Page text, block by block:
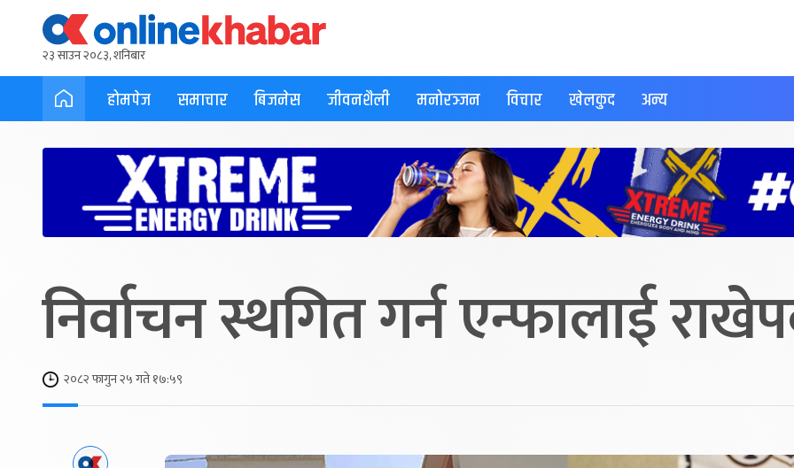
२३ साउन २०८३, शनिबार
होमपेज समाचार बिजनेस जीवनशैली मनोरञ्जन विचार खेलकुद अन्य
निर्वाचन स्थगित गर्न एन्फालाई
२०८२ फागुन २५ गते १७:५९